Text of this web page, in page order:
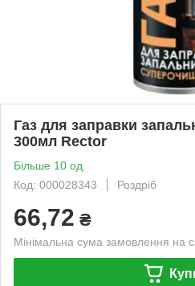
Газ для заправки
300мл Rector
Більше 10 од.
Код: 000028343
Роздріб
66,72 ₴
Мінімальна сума замовлення на